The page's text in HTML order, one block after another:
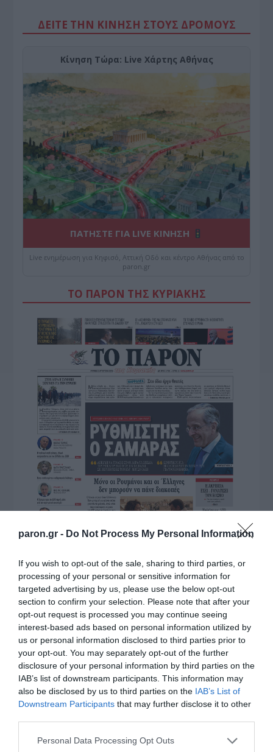
paron.gr - Do Not Process My Personal Information
If you wish to opt-out of the sale, sharing to third parties, or
processing of your personal or sensitive information for
targeted advertising by us, please use the below opt-out
section to confirm your selection. Please note that after your
opt-out request is processed you may continue seeing
interest-based ads based on personal information utilized by
us or personal information disclosed to third parties prior to
your opt-out. You may separately opt-out of the further
disclosure of your personal information by third parties on the
IAB’s list of downstream participants. This information may
also be disclosed by us to third parties on the IAB’s List of
Downstream Participants that may further disclose it to other
Please note that this website/app uses one or more Google
Personal Data Processing Opt Outs
ΔΕΙΤΕ ΤΗΝ ΚΙΝΗΣΗ ΣΤΟΥΣ ΔΡΌΜΟΥΣ
Κίνηση Τώρα: Live Χάρτης Αθήνας
ΠΑΤΗΣΤΕ ΓΙΑ LIVE ΚΙΝΗΣΗ
Live ενημέρωση για Κηφισό, Αττική Οδό και κέντρο Αθήνας από το
paron.gr
ΤΟ ΠΑΡΟΝ ΤΗΣ ΚΥΡΙΑΚΗΣ